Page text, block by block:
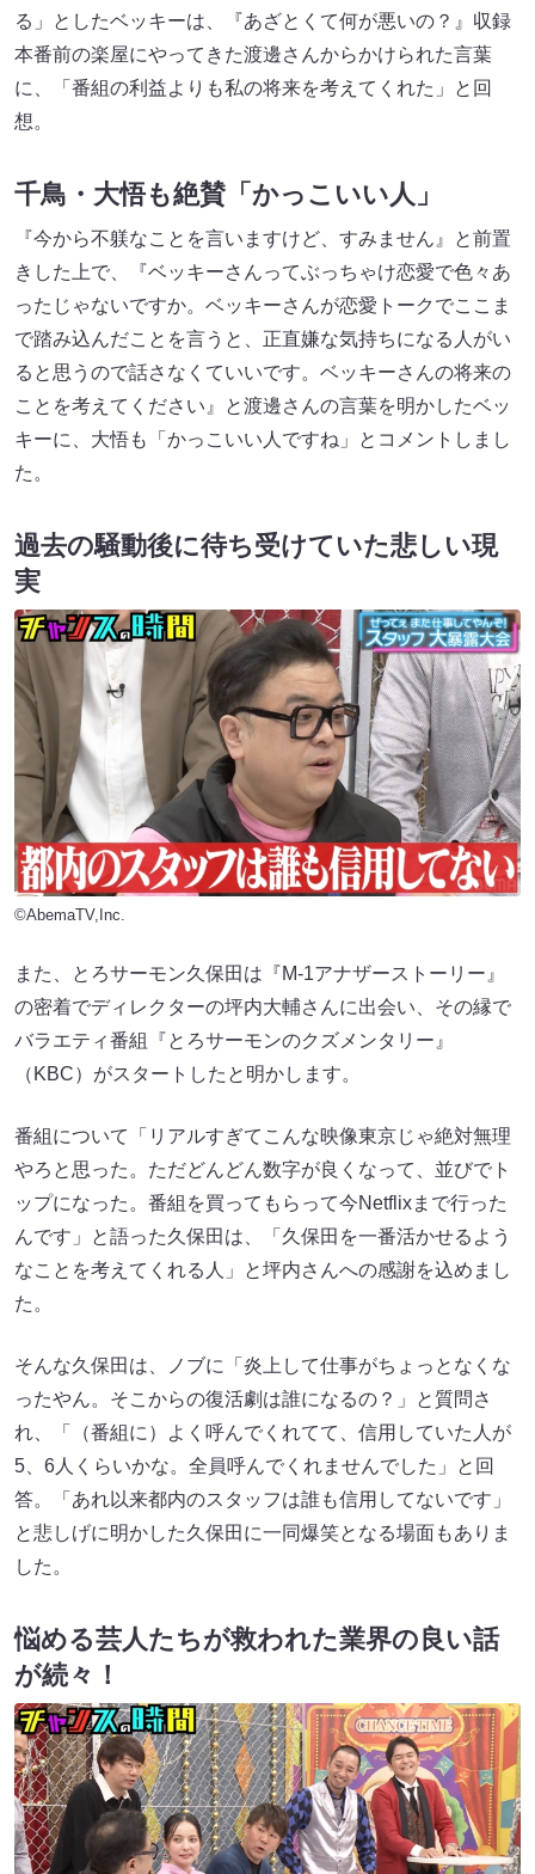
る」としたベッキーは、『あざとくて何が悪いの？』収録
本番前の楽屋にやってきた渡邊さんからかけられた言葉
に、「番組の利益よりも私の将来を考えてくれた」と回
想。
千鳥・大悟も絶賛「かっこいい人」
『今から不躾なことを言いますけど、すみません』と前置
きした上で、『ベッキーさんってぶっちゃけ恋愛で色々あ
ったじゃないですか。ベッキーさんが恋愛トークでここま
で踏み込んだことを言うと、正直嫌な気持ちになる人がい
ると思うので話さなくていいです。ベッキーさんの将来の
ことを考えてください』と渡邊さんの言葉を明かしたベッ
キーに、大悟も「かっこいい人ですね」とコメントしまし
た。
過去の騒動後に待ち受けていた悲しい現
実
©AbemaTV,Inc.
また、とろサーモン久保田は『M-1アナザーストーリー』
の密着でディレクターの坪内大輔さんに出会い、その縁で
バラエティ番組『とろサーモンのクズメンタリー』
（KBC）がスタートしたと明かします。
番組について「リアルすぎてこんな映像東京じゃ絶対無理
やろと思った。ただどんどん数字が良くなって、並びでト
ップになった。番組を買ってもらって今Netflixまで行った
んです」と語った久保田は、「久保田を一番活かせるよう
なことを考えてくれる人」と坪内さんへの感謝を込めまし
た。
そんな久保田は、ノブに「炎上して仕事がちょっとなくな
ったやん。そこからの復活劇は誰になるの？」と質問さ
れ、「（番組に）よく呼んでくれてて、信用していた人が
5、6人くらいかな。全員呼んでくれませんでした」と回
答。「あれ以来都内のスタッフは誰も信用してないです」
と悲しげに明かした久保田に一同爆笑となる場面もありま
した。
悩める芸人たちが救われた業界の良い話
が続々！